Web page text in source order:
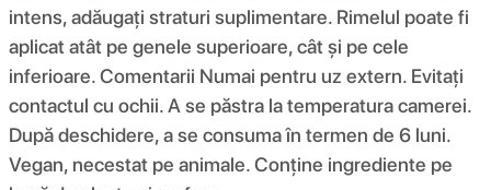
intens, adăugați straturi suplimentare. Rimelul poate fi
aplicat atât pe genele superioare, cât și pe cele
inferioare. Comentarii Numai pentru uz extern. Evitați
contactul cu ochii. A se păstra la temperatura camerei.
După deschidere, a se consuma în termen de 6 luni.
Vegan, necestat pe animale. Conține ingrediente pe